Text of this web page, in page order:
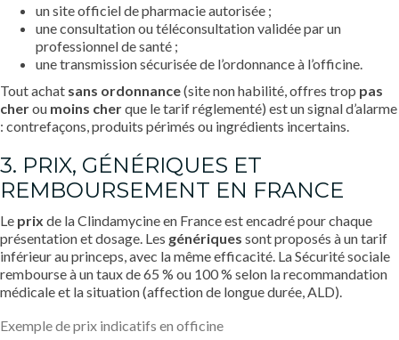
un site officiel de pharmacie autorisée ;
une consultation ou téléconsultation validée par un
professionnel de santé ;
une transmission sécurisée de l’ordonnance à l’officine.
Tout achat sans ordonnance(site non habilité, offres trop pas
cherou moins cherque le tarif réglementé) est un signal d’alarme
: contrefaçons, produits périmés ou ingrédients incertains.
3. PRIX, GÉNÉRIQUES ET
REMBOURSEMENT EN FRANCE
Le prix de la Clindamycine en France est encadré pour chaque
présentation et dosage. Les génériques sont proposés à un tarif
inférieur au princeps, avec la même efficacité. La Sécurité sociale
rembourse à un taux de 65 % ou 100 % selon la recommandation
médicale et la situation (affection de longue durée, ALD).
Exemple de prix indicatifs en officine